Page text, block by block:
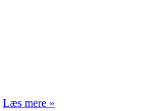
Læs mere »